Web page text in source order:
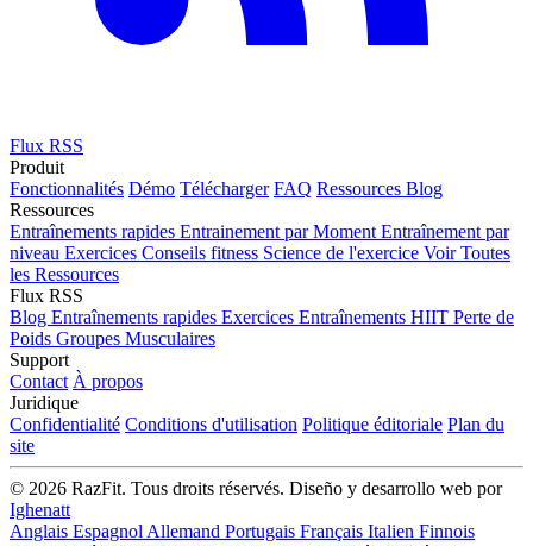
Flux RSS
Produit
Fonctionnalités Démo Télécharger FAQ Ressources Blog
Ressources
Entraînements rapides Entrainement par Moment Entraînement par
niveau Exercices Conseils fitness Science de l'exercice Voir Toutes
les Ressources
Flux RSS
Blog Entraînements rapides Exercices Entraînements HIIT Perte de
Poids Groupes Musculaires
Support
Contact À propos
Juridique
Confidentialité Conditions d'utilisation Politique éditoriale Plan du
site
© 2026 RazFit. Tous droits réservés. Diseño y desarrollo web por
Ighenatt
Anglais Espagnol Allemand Portugais Français Italien Finnois